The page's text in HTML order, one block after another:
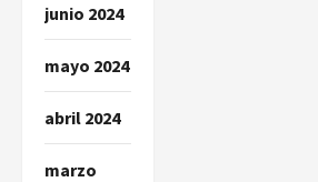
junio 2024
mayo 2024
abril 2024
marzo